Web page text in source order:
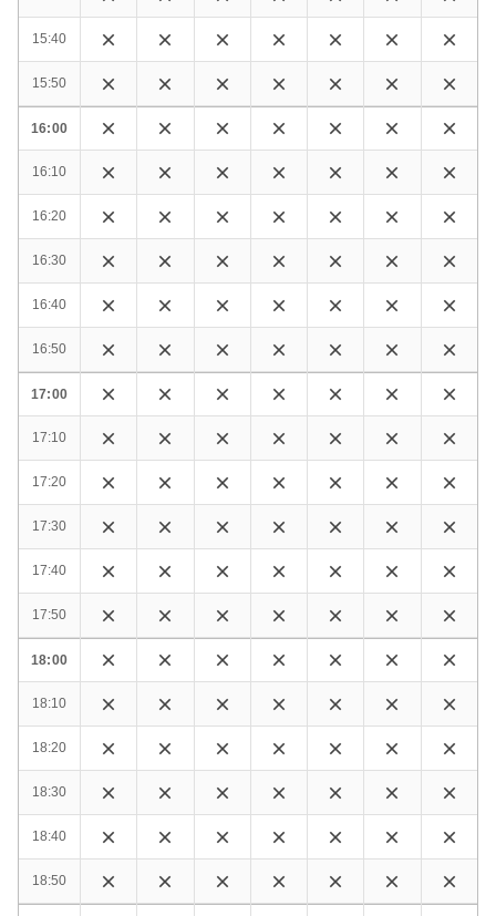
15:40
15:50
16:00
16:10
16:20
16:30
16:40
16:50
17:00
17:10
17:20
17:30
17:40
17:50
18:00
18:10
18:20
18:30
18:40
18:50